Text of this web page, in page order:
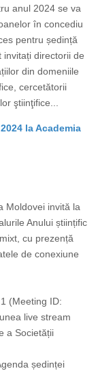
anul 2024 se va
în concediu
pentru ședință
invitați directorii de
din domeniile
cercetătorii
ştiinţifice...
la Academia
Moldovei invită la
Anului științific
cu prezență
de conexiune
(Meeting ID:
live stream
a Societății
ședinței